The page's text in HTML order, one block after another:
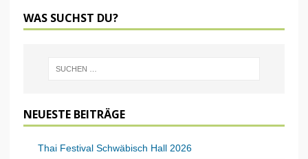
WAS SUCHST DU?
NEUESTE BEITRÄGE
Thai Festival Schwäbisch Hall 2026